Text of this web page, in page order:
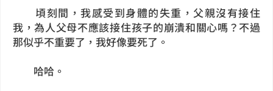
頃刻間，我感受到身體的失重，父親沒有接住
我，為人父母不應該接住孩子的崩潰和關心嗎？不過
那似乎不重要了，我好像要死了。
哈哈。